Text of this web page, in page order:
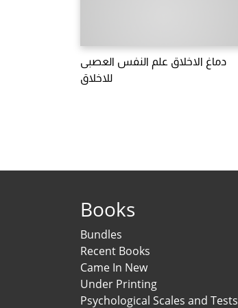
دماغ الاخلاق علم النفس العصبى
للاخلاق
Books
Bundles
Recent Books
Came In New
Under Printing
Psychological Scales and Tests